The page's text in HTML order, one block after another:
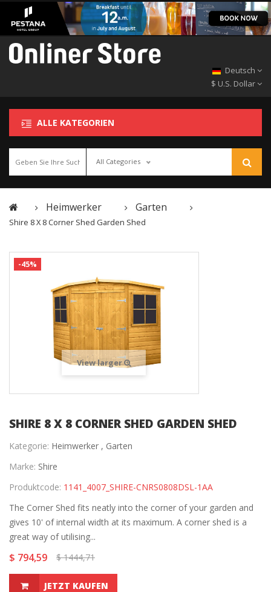
Deutsch
$ U.S. Dollar
ALLE KATEGORIEN
All Categories
Heimwerker Garten
Shire 8 X 8 Corner Shed Garden Shed
-45%
View larger
SHIRE 8 X 8 CORNER SHED GARDEN SHED
Kategorie: Heimwerker , Garten
Marke: Shire
Produktcode: 1141_4007_SHIRE-CNRS0808DSL-1AA
The Corner Shed fits neatly into the corner of your garden and
gives 10' of internal width at its maximum. A corner shed is a
great way of utilising...
$ 794,59 $ 1444,71
JETZT KAUFEN